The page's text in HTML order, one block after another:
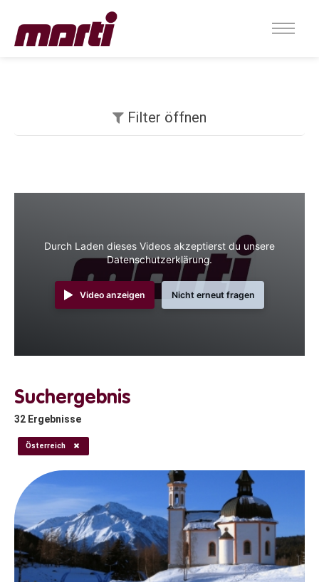
Filter öffnen
Durch Laden dieses Videos akzeptierst du unsere
Datenschutzerklärung.
Video anzeigen Nicht erneut fragen
Suchergebnis
32 Ergebnisse
Österreich